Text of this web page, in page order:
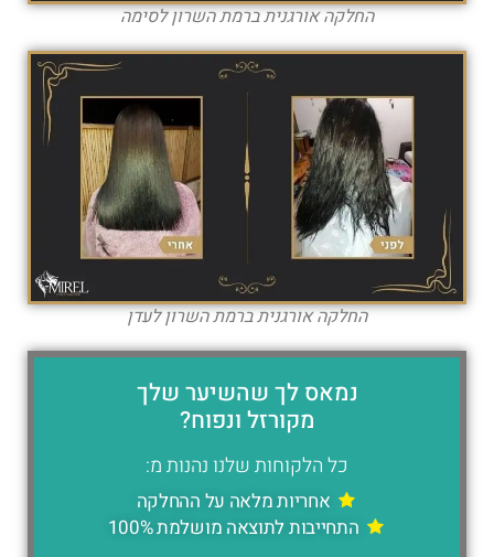
החלקה אורגנית ברמת השרון לסימה
החלקה אורגנית ברמת השרון לעדן
נמאס לך שהשיער שלך
מקורזל ונפוח?
כל הלקוחות שלנו נהנות מ:
אחריות מלאה על ההחלקה
התחייבות לתוצאה מושלמת 100%